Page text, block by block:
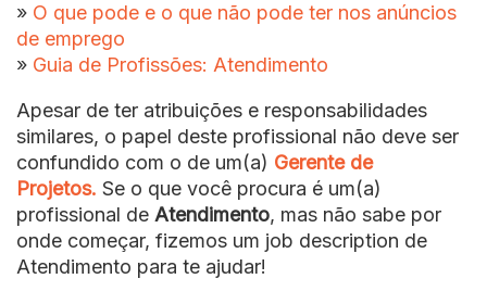
» O que pode e o que não pode ter nos anúncios
de emprego
» Guia de Profissões: Atendimento
Apesar de ter atribuições e responsabilidades
similares, o papel deste profissional não deve ser
confundido com o de um(a) Gerente de
Projetos. Se o que você procura é um(a)
profissional de Atendimento, mas não sabe por
onde começar, fizemos um job description de
Atendimento para te ajudar!